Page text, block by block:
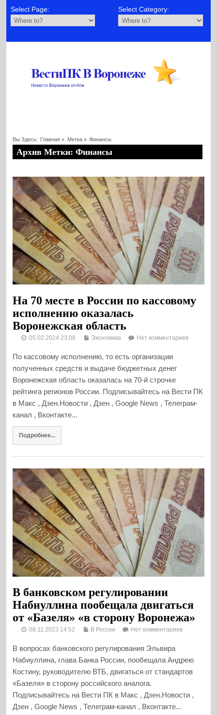
Select Page: Select Category:
Вы Здесь: Главная » Метка » Финансы
Архив Метки: Финансы
На 70 месте в России по кассовому
исполнению оказалась
Воронежская область
05.02.2024 23:08 Экономика Нет комментариев
По кассовому исполнению, то есть организации
полученных средств и выдаче бюджетных денег
Воронежская область оказалась на 70-й строчке
рейтинга регионов России. Подписывайтесь на Вести ПК
в Макс , Дзен.Новости , Дзен , Google News , Телеграм-
канал , Вконтакте...
Подробнее...
В банковском регулировании
Набиуллина пообещала двигаться
от «Базеля» «в сторону Воронежа»
08.11.2023 14:52 В России Нет комментариев
В вопросах банковского регулирования Эльвира
Набиуллина, глава Банка России, пообещала Андрею
Костину, руководителю ВТБ, двигаться от стандартов
«Базеля» в сторону российского аналога.
Подписывайтесь на Вести ПК в Макс , Дзен.Новости ,
Дзен , Google News , Телеграм-канал , Вконтакте...